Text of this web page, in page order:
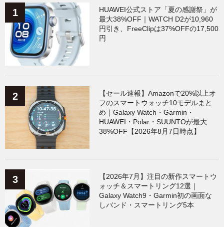
HUAWEI公式ストア「夏の感謝祭」が
最大38%OFF｜WATCH D2が10,960
円引き、FreeClipは37%OFFの17,500
円
【セール速報】Amazonで20%以上オ
フのスマートウォッチ10モデルまと
め｜Galaxy Watch・Garmin・
HUAWEI・Polar・SUUNTOが最大
38%OFF【2026年8月7日時点】
【2026年7月】注目の新作スマートウ
ォッチ＆スマートリング12選｜
Galaxy Watch9・Garmin初の画面な
しバンド・スマートリング5本